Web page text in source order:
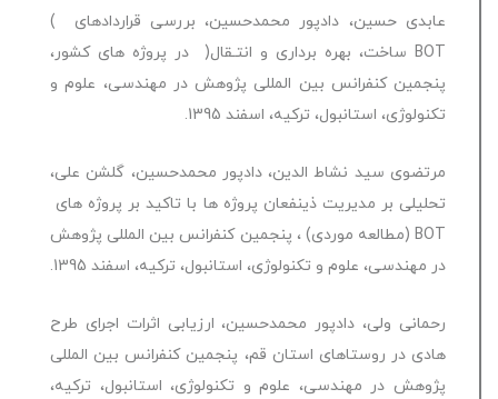
عابدی حسین، دادپور محمدحسین، بررسی قراردادهای )
BOT ساخت، بهره برداری و انتـقال( در پروژه های کشور،
پنجمین کنفرانس بین المللی پژوهش در مهندسی، علوم و
تکنولوژی، استانبول، ترکیه، اسفند 1395.
مرتضوی سید نشاط الدین، دادپور محمدحسین، گلشن علی،
تحلیلی بر مدیریت ذینفعان پروژه ها با تاکید بر پروژه های
BOT (مطالعه موردی) ، پنجمین کنفرانس بین المللی پژوهش
در مهندسی، علوم و تکنولوژی، استانبول، ترکیه، اسفند 1395.
رحمانی ولی، دادپور محمدحسین، ارزیابی اثرات اجرای طرح
هادی در روستاهای استان قم، پنجمین کنفرانس بین المللی
پژوهش در مهندسی، علوم و تکنولوژی، استانبول، ترکیه،